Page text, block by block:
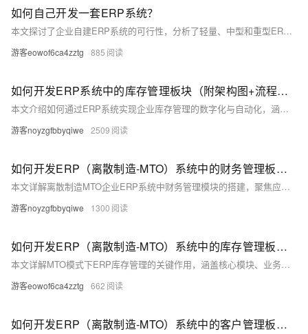
如何自己开发一套ERP系统？
本文探讨了企业自建ERP系统的可行性，分析了轻量、中型和重型ERP的区别，并指出自研ERP需明确业务需求、流程逻辑及投入成本。文章建议企业在决定自研前，应先梳理清楚管理逻辑，而非盲目追求技术方案。
游客eowof6ca4zztg 885
如何开发ERP系统中的库存管理板块（附架构图+流程图+代码参考）
本文介绍如何通过ERP系统实现企业库存管理的数字化与自动化，涵盖仓库管理、库位管理、出入库操作、库存调拨与盘点等功能设计，并提供开发技巧及代码参考，帮助企业提升库存管理效率，减少错误与资源浪费。
游客noyzgfbbyqiwe 2509
如何开发ERP（离散制造-MTO）系统中的财务管理板块（附架构图+流程图+代码参考）
本文详解离散制造MTO企业ERP系统中财务管理模块的搭建，聚焦应收账款与应付账款管理，涵盖核心功能、业务流程、开发技巧及Python代码示例，助力企业实现财务数据准确、实时可控，提升现金流管理能力。
游客noyzgfbbyqiwe 1300
如何开发ERP（离散制造-MTO）系统中的库存管理板块（附架构图+流程图+代码参考）
本文详解MTO模式下ERP库存管理的关键作用，涵盖核心模块、业务流程、开发技巧与代码示例，助力制造企业提升库存周转率、降低缺货风险，实现高效精准的库存管控。
游客eowof6ca4zztg 662
如何开发ERP（离散制造-MTO）系统中的客户管理板块（附架构图+流程图+代码参考）